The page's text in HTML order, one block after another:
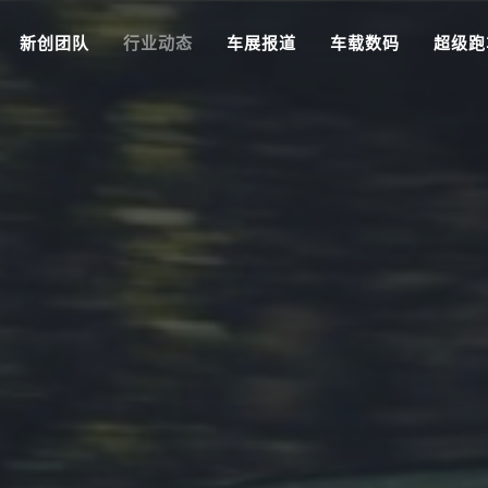
新创团队 行业动态 车展报道 车载数码 超级